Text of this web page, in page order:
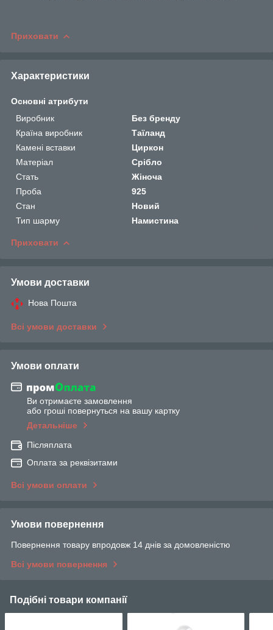
Приховати
Характеристики
Основні атрибути
Виробник
Без бренду
Країна виробник
Таїланд
Камені вставки
Циркон
Матеріал
Срібло
Стать
Жіноча
Проба
925
Стан
Новий
Тип шарму
Намистина
Приховати
Умови доставки
Нова Пошта
Всі умови доставки
Умови оплати
Ви отримаєте замовлення
або гроші повернуться на вашу картку
Детальніше
Післяплата
Оплата за реквізитами
Всі умови оплати
Умови повернення
Повернення товару впродовж 14 днів за домовленістю
Всі умови повернення
Подібні товари компанії